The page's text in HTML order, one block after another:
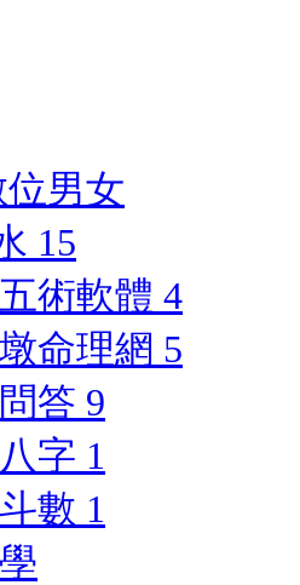
位男女
15
術軟體 4
命理網 5
答 9
字 1
數 1